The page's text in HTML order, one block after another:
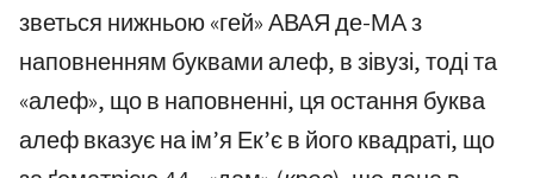
зветься нижньою «гей» АВАЯ де-МА з
наповненням буквами алеф, в зівузі, тоді та
«алеф», що в наповненні, ця остання буква
алеф вказує на ім’я Ек’є в його квадраті, що